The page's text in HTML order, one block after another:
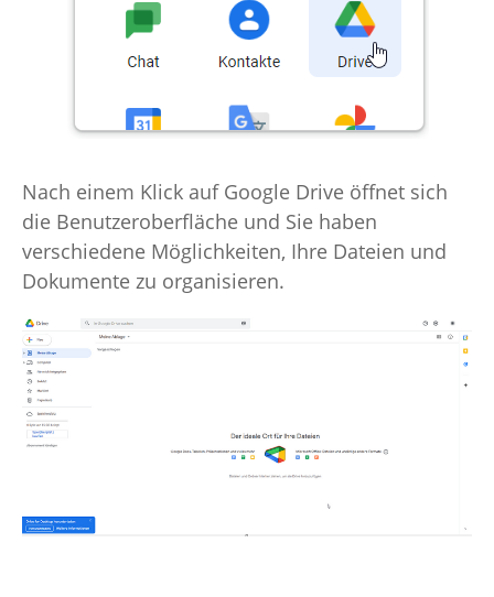
Nach einem Klick auf Google Drive öffnet sich
die Benutzeroberfläche und Sie haben
verschiedene Möglichkeiten, Ihre Dateien und
Dokumente zu organisieren.